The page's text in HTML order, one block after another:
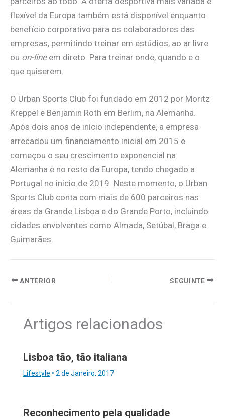
flexível da Europa também está disponível enquanto
benefício corporativo para os colaboradores das
empresas, permitindo treinar em estúdios, ao ar livre
ou on-lineem direto. Para treinar onde, quando e o
que quiserem.
O Urban Sports Club foi fundado em 2012 por Moritz
Kreppel e Benjamin Roth em Berlim, na Alemanha.
Após dois anos de início independente, a empresa
arrecadou um financiamento inicial em 2015 e
começou o seu crescimento exponencial na
Alemanha e no resto da Europa, tendo chegado a
Portugal no início de 2019. Neste momento, o Urban
Sports Club conta com mais de 600 parceiros nas
áreas da Grande Lisboa e do Grande Porto, incluindo
cidades envolventes como Almada, Setúbal, Braga e
Guimarães.
ANTERIOR SEGUINTE
Artigos relacionados
Lisboa tão, tão italiana
Lifestyle • 2 de Janeiro, 2017
Reconhecimento pela qualidade